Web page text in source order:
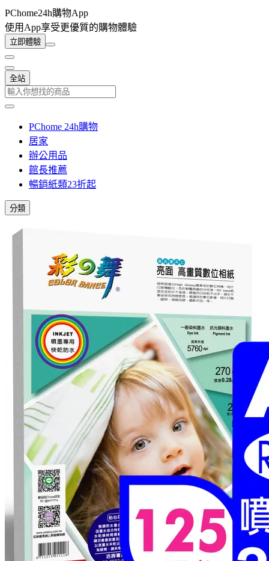
PChome24h購物App
使用App享受更優質的購物體驗
立即體驗
全站
PChome 24h購物
居家
辦公用品
館長推薦
暢銷紙類23折起
分類